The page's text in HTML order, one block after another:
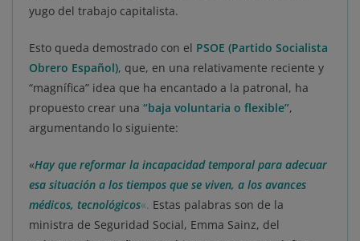
yugo del trabajo capitalista.
Esto queda demostrado con el PSOE (Partido Socialista
Obrero Español), que, en una relativamente reciente y
“magnífica” idea que ha encantado a la patronal, ha
propuesto crear una “baja voluntaria o flexible”,
argumentando lo siguiente:
«Hay que reformar la incapacidad temporal para adecuar
esa situación a los tiempos que se viven, a los avances
médicos, tecnológicos«. Estas palabras son de la
ministra de Seguridad Social, Emma Sainz, del